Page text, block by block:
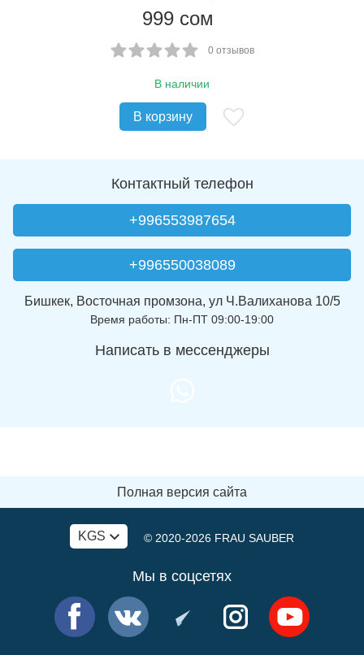
999 сом
0 отзывов
В наличии
В корзину
Контактный телефон
+996553987654
+996550038089
Бишкек, Восточная промзона, ул Ч.Валиханова 10/5
Время работы: Пн-ПТ 09:00-19:00
Написать в мессенджеры
Полная версия сайта
KGS © 2020-2026 FRAU SAUBER
Мы в соцсетях